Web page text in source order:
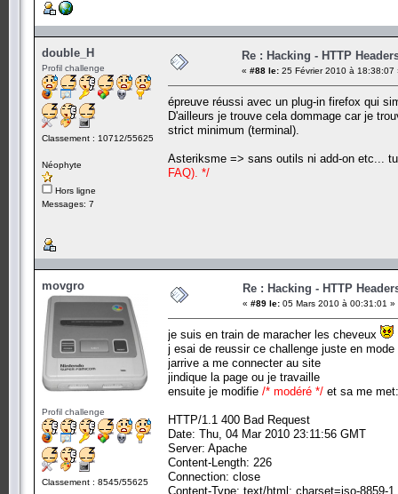
double_H
Profil challenge
Classement : 10712/55625
Néophyte
Hors ligne
Messages: 7
Re : Hacking - HTTP
« #88 le: 25 Février 2010 à 18:38:07
épreuve réussi avec un plug-in firefox qui
D'ailleurs je trouve cela dommage car je
strict minimum (terminal).
Asteriksme => sans outils ni add-on etc...
FAQ). */
movgro
Profil challenge
Classement : 8545/55625
Re : Hacking - HTTP
« #89 le: 05 Mars 2010 à 00:31:01 »
je suis en train de maracher les cheveux
j esai de reussir ce challenge juste en
jarrive a me connecter au site
jindique la page ou je travaille
ensuite je modifie /* modéré */ et sa me met:
HTTP/1.1 400 Bad Request
Date: Thu, 04 Mar 2010 23:11:56 GMT
Server: Apache
Content-Length: 226
Connection: close
Content-Type: text/html; charset=iso-8859-1